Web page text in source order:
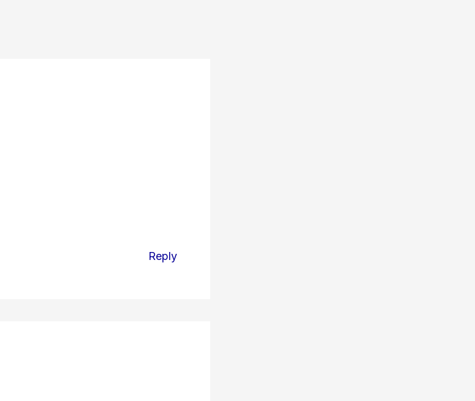
Reply